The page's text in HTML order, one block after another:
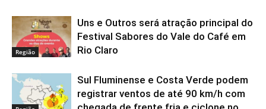
Região
Uns e Outros será atração principal do
Festival Sabores do Vale do Café em
Rio Claro
Sul Fluminense e Costa Verde podem
registrar ventos de até 90 km/h com